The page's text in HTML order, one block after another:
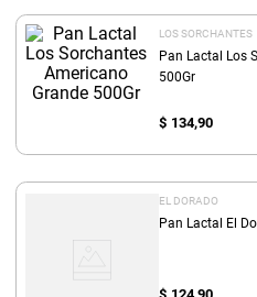
LOS SORCHANTES
Pan Lactal Los
500Gr
$ 134,90
EL DORADO
Pan Lactal El